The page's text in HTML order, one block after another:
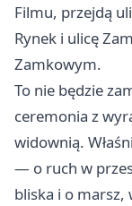
Filmu, przejdą
Rynek i ulicę
Zamkowym.
To nie będzie
ceremonia z
widownią.
— o ruch w
bliska i o marsz,